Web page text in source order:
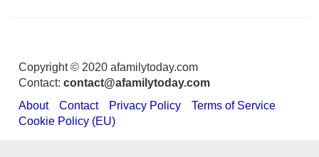
Copyright © 2020 afamilytoday.com
Contact: contact@afamilytoday.com
About
Contact Privacy Policy
Terms of Service
Cookie Policy (EU)